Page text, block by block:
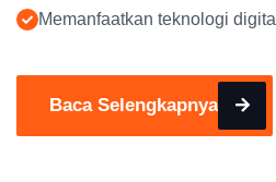
Memanfaatkan teknologi digital
Baca Selengkapnya